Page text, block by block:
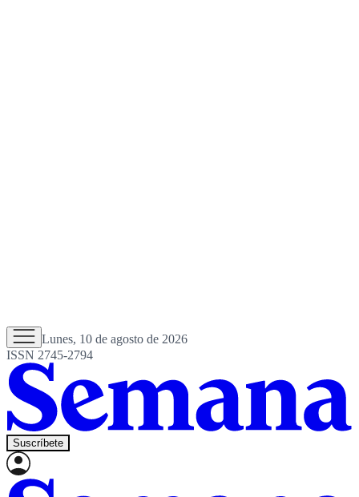
Lunes, 10 de agosto de 2026
ISSN 2745-2794
Suscríbete